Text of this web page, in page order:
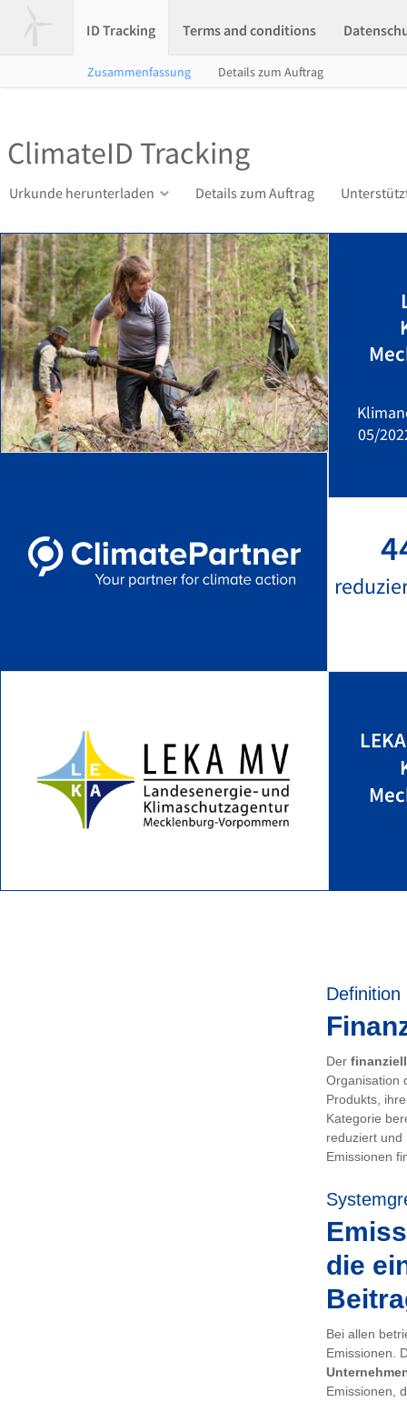
ID Tracking Terms and conditions
Zusammenfassung Details zum Auftrag
ClimateID Tracking
Urkunde herunterladen Details zum Auftrag
05/
Definition
Der
Organisation
Produkts,
Kategorie
reduziert und
Emissionen
die
Bei allen
Emissionen.
Emissionen,